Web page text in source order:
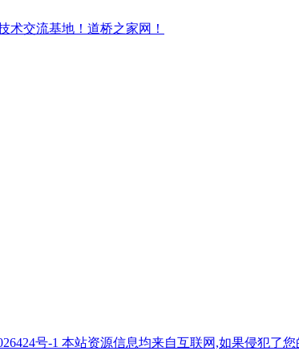
号-1 本站资源信息均来自互联网,如果侵犯了